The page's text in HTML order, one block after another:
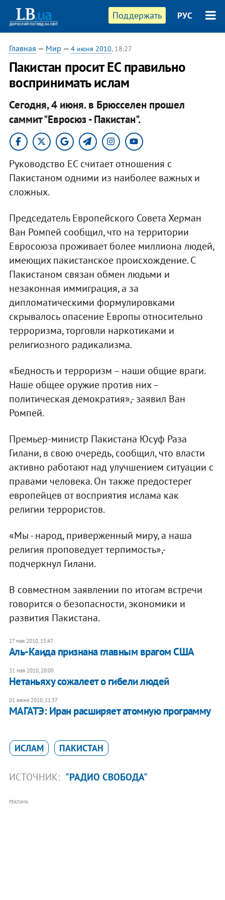
Поддержать РУС
Главная — Мир — 4 июня 2010, 18:27
Пакистан просит ЕС правильно
воспринимать ислам
Сегодня, 4 июня. в Брюсселен прошел
саммит "Евросюз - Пакистан".
Руководство ЕС считает отношения с
Пакистаном одними из наиболее важных и
сложных.
Председатель Европейского Совета Херман
Ван Ромпей сообщил, что на территории
Евросоюза проживает более миллиона людей,
имеющих пакистанское происхождение. С
Пакистаном связан обмен людьми и
незаконная иммиграция, а за
дипломатическими формулировками
скрывалось опасение Европы относительно
терроризма, торговли наркотиками и
религиозного радикализма.
«Бедность и терроризм – наши общие враги.
Наше общее оружие против них –
политическая демократия»,- заявил Ван
Ромпей.
Премьер-министр Пакистана Юсуф Раза
Гилани, в свою очередь, сообщил, что власти
активно работают над улучшением ситуации с
правами человека. Он также предостерег
европейцев от восприятия ислама как
религии террористов.
«Мы - народ, приверженный миру, а наша
религия проповедует терпимость»,-
подчеркнул Гилани.
В совместном заявлении по итогам встречи
говорится о безопасности, экономики и
развития Пакистана.
27 мая 2010, 15:47
Аль-Каида признана главным врагом США
31 мая 2010, 20:00
Нетаньяху сожалеет о гибели людей
01 июня 2010, 11:37
МАГАТЭ: Иран расширяет атомную программу
ИСЛАМ ПАКИСТАН
ИСТОЧНИК: "РАДИО СВОБОДА"
РЕКЛАМА